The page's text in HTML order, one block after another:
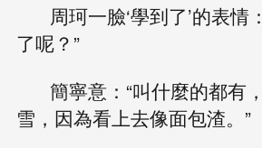
周珂一臉‘學到了’的表情
了呢？”
簡寧意：“叫什麼的都有
雪，因為看上去像面包渣。”